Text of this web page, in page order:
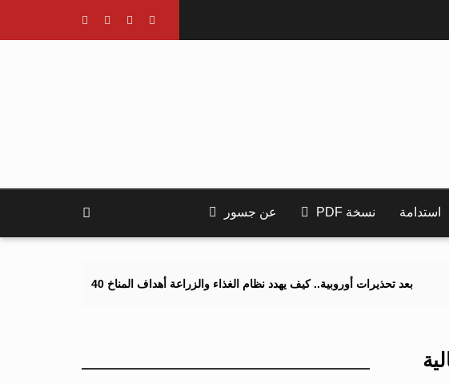
استدامة نسخة PDF عن جسور
تحذيرات أوروبية.. كيف يهدد نظام الغذاء والزراعة أهداف المناخ 2040 و2050؟